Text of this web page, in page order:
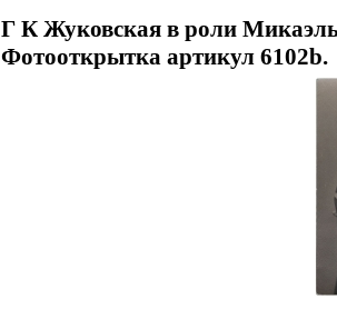
Г К Жуковская в роли
Фотооткрытка артикул 6102b.